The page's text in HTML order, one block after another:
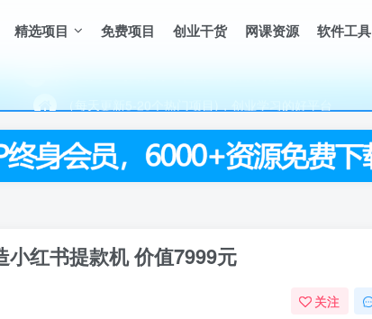
精选项目 免费项目 创业干货 网课资源 软件工具
（每天更新5-20个热门项目)，创业学习的好平台
欢迎访问一鸣资源网，本站汇集数千网创课程和项目
小红书提款机 价值7999元
关注